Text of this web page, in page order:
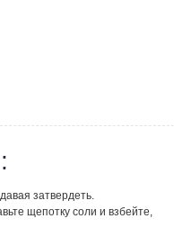
затвердеть.
щепотку соли и взбейте,